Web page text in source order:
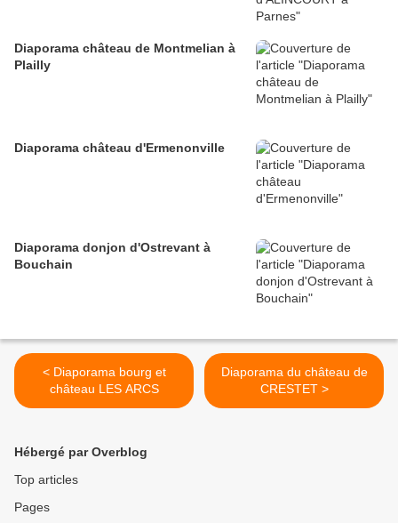
Diaporama château de Montmelian à
Plailly
Diaporama château d'Ermenonville
Diaporama donjon d'Ostrevant à
Bouchain
< Diaporama bourg et
château LES ARCS
Diaporama du château de
CRESTET >
Hébergé par Overblog
Top articles
Pages